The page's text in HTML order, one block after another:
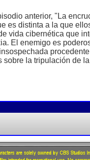
anterior, "La
es distinta a la que
vida cibernética que
El enemigo es
sobre la tripulación de